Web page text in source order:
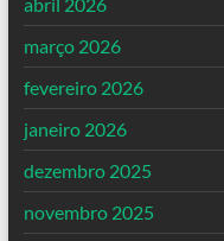
abril 2026
março 2026
fevereiro 2026
janeiro 2026
dezembro 2025
novembro 2025